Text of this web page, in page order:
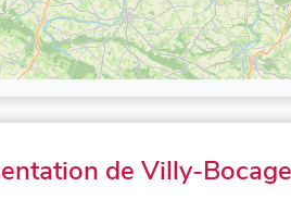
de Villy-Bocage